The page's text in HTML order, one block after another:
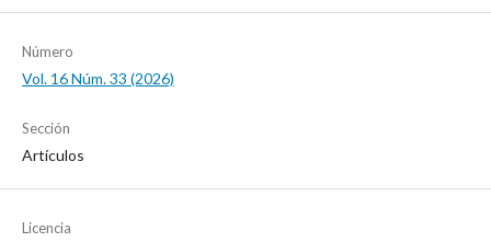
Número
Vol. 16 Núm. 33 (2026)
Sección
Artículos
Licencia